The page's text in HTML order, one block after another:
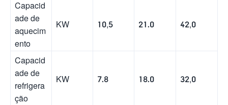
Capacid
ade de
aquecim
ento
KW 10,5 21.0 42,0
Capacid
ade de
refrigera
ção
KW 7.8 18.0 32,0